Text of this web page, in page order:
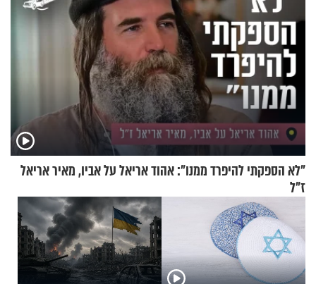
"לא הספקתי להיפרד ממנו": אהוד אריאל על אביו, מאיר אריאל
ז"ל